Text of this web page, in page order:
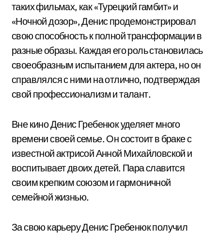
таких фильмах, как «Турецкий гамбит» и
«Ночной дозор», Денис продемонстрировал
свою способность к полной трансформации в
разные образы. Каждая его роль становилась
своеобразным испытанием для актера, но он
справлялся с ними на отлично, подтверждая
свой профессионализм и талант.
Вне кино Денис Гребенюк уделяет много
времени своей семье. Он состоит в браке с
известной актрисой Анной Михайловской и
воспитывает двоих детей. Пара славится
своим крепким союзом и гармоничной
семейной жизнью.
За свою карьеру Денис Гребенюк получил